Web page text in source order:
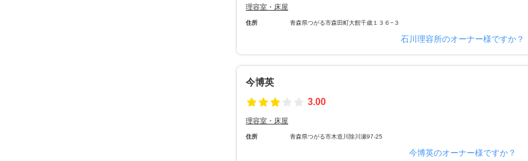
理容室・床屋
住所 青森県つがる市森田町大館千歳１３６−３
石川理容所のオーナー様ですか？
今博英
3.00
理容室・床屋
住所 青森県つがる市木造川除川瀬97-25
今博英のオーナー様ですか？